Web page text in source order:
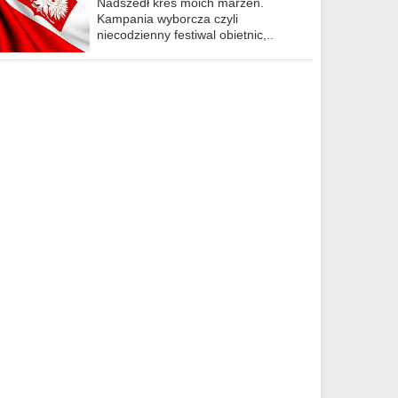
Kampania wyborcza czyli
niecodzienny festiwal obietnic,..